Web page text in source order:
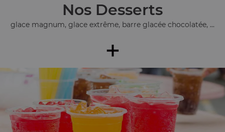
Nos Desserts
glace magnum, glace extrême, barre glacée chocolatée, ...
+